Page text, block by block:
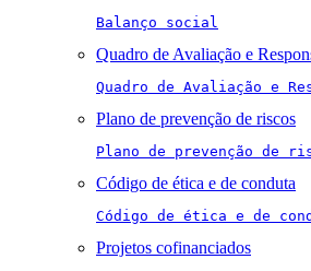
Balanço social
Quadro de Avaliação e
Quadro de Avaliação e
Plano de prevenção de riscos
Plano de prevenção de
Código de ética e de conduta
Código de ética e de
Projetos cofinanciados